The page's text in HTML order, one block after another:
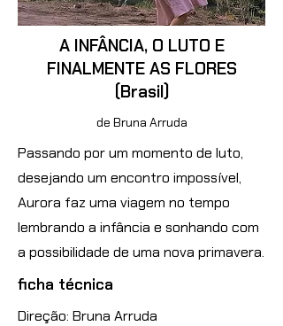
A INFÂNCIA, O LUTO E
FINALMENTE AS FLORES
(Brasil)
de Bruna Arruda
Passando por um momento de luto,
desejando um encontro impossível,
Aurora faz uma viagem no tempo
lembrando a infância e sonhando com
a possibilidade de uma nova primavera.
ficha técnica
Direção: Bruna Arruda